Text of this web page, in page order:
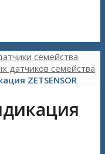
семейства
датчиков семейства
ZETSENSOR